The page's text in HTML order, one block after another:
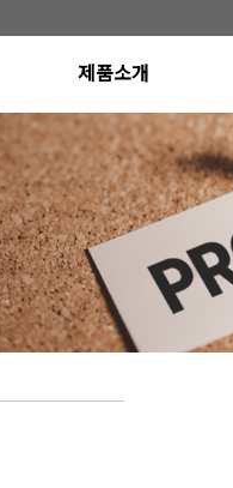
제품소개
Poly Etcher System
(Conductor Etcher System)
Metal Etcher System
Oxide Etcher System
(Dielectric Etcher System)
개발 계획 장비